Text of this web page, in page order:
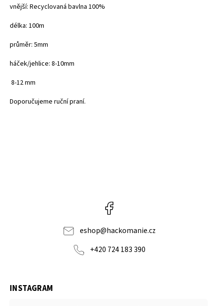
vnější: Recyclovaná bavlna 100%
délka: 100m
průměr: 5mm
háček/jehlice: 8-10mm
8-12 mm
Doporučujeme ruční praní.
eshop@hackomanie.cz
+420 724 183 390
INSTAGRAM